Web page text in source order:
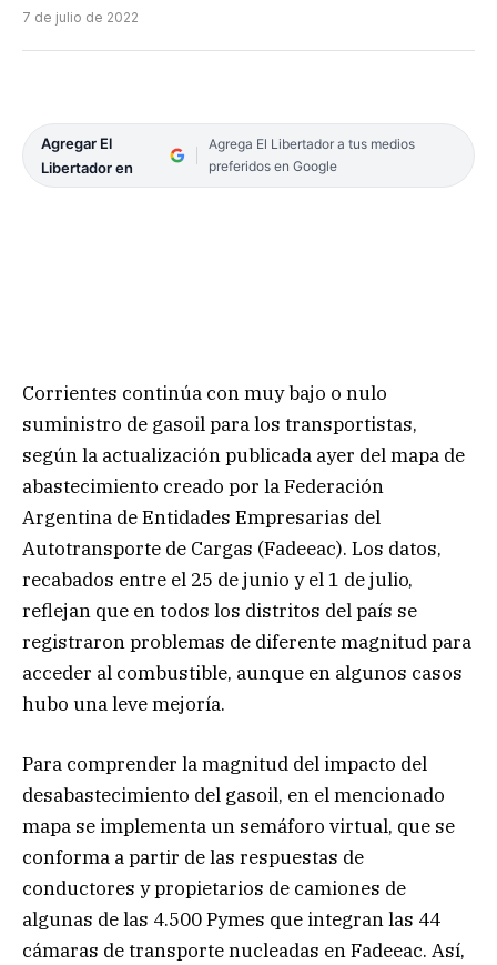
7 de julio de 2022
Agregar El
Libertador en
Agrega El Libertador a tus medios
preferidos en Google
Corrientes continúa con muy bajo o nulo
suministro de gasoil para los transportistas,
según la actualización publicada ayer del mapa de
abastecimiento creado por la Federación
Argentina de Entidades Empresarias del
Autotransporte de Cargas (Fadeeac). Los datos,
recabados entre el 25 de junio y el 1 de julio,
reflejan que en todos los distritos del país se
registraron problemas de diferente magnitud para
acceder al combustible, aunque en algunos casos
hubo una leve mejoría.
Para comprender la magnitud del impacto del
desabastecimiento del gasoil, en el mencionado
mapa se implementa un semáforo virtual, que se
conforma a partir de las respuestas de
conductores y propietarios de camiones de
algunas de las 4.500 Pymes que integran las 44
cámaras de transporte nucleadas en Fadeeac. Así,